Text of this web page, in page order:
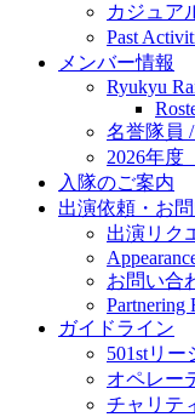
カジュア
Past
メンバー情報
Ryukyu
名誉隊員 /
2026年
入隊のご案内
出演依頼・お
出演リク
お問い合
Partnering
ガイドライン
501stリ
オペレー
チャリテ